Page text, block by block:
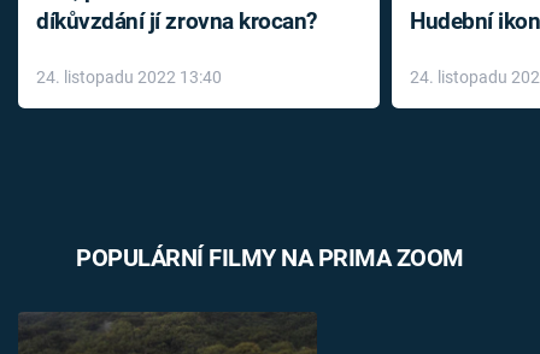
díkůvzdání jí zrovna krocan?
24. listopadu 2022 13:40
Hudební
léky
24. listopadu
POPULÁRNÍ FILMY NA PRIMA ZOOM